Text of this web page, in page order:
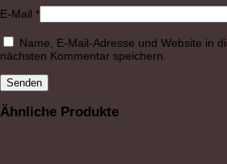
E-Mail *
Name, E-Mail-Adresse und Website in
nächsten Kommentar speichern.
Ähnliche Produkte